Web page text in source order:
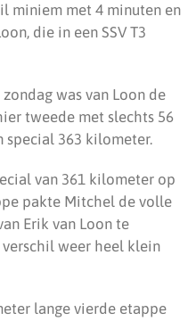
miniem met 4 minuten en
die in een SSV T3
was van Loon de
tweede met slechts 56
special 363 kilometer.
van 361 kilometer op
pakte Mitchel de volle
Erik van Loon te
weer heel klein
lange vierde etappe